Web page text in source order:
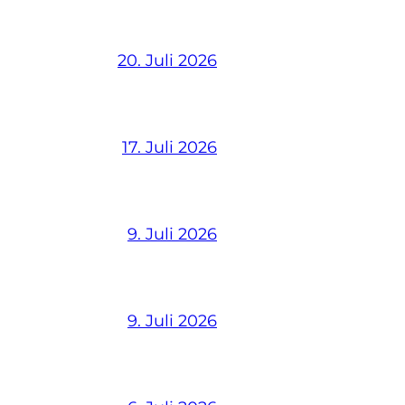
20. Juli 2026
17. Juli 2026
9. Juli 2026
9. Juli 2026